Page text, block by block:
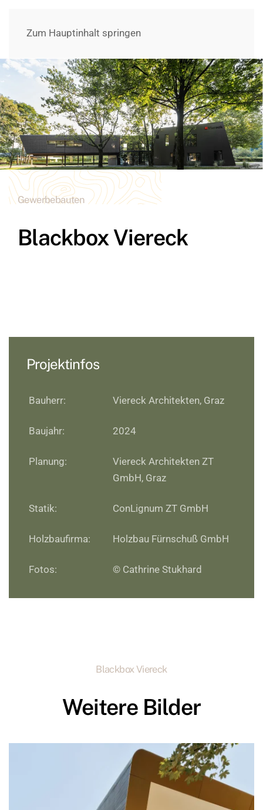
Zum Hauptinhalt springen
Gewerbebauten
Blackbox Viereck
Projektinfos
Bauherr: Viereck Architekten, Graz
Baujahr: 2024
Planung:
Viereck Architekten ZT
GmbH, Graz
Statik: ConLignum ZT GmbH
Holzbaufirma: Holzbau Fürnschuß GmbH
Fotos: © Cathrine Stukhard
Blackbox Viereck
Weitere Bilder